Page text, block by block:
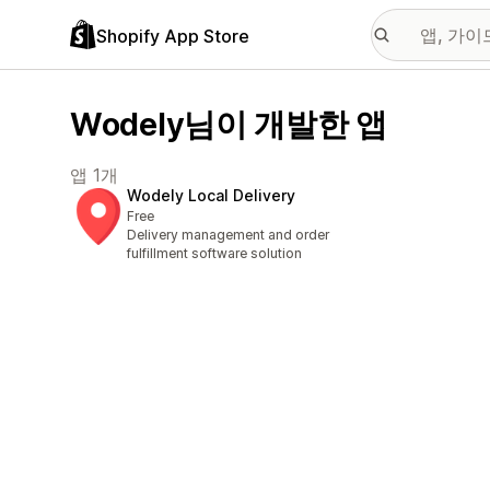
Shopify App Store
Wodely님이 개발한 앱
앱 1개
Wodely Local Delivery
Free
Delivery management and order
fulfillment software solution